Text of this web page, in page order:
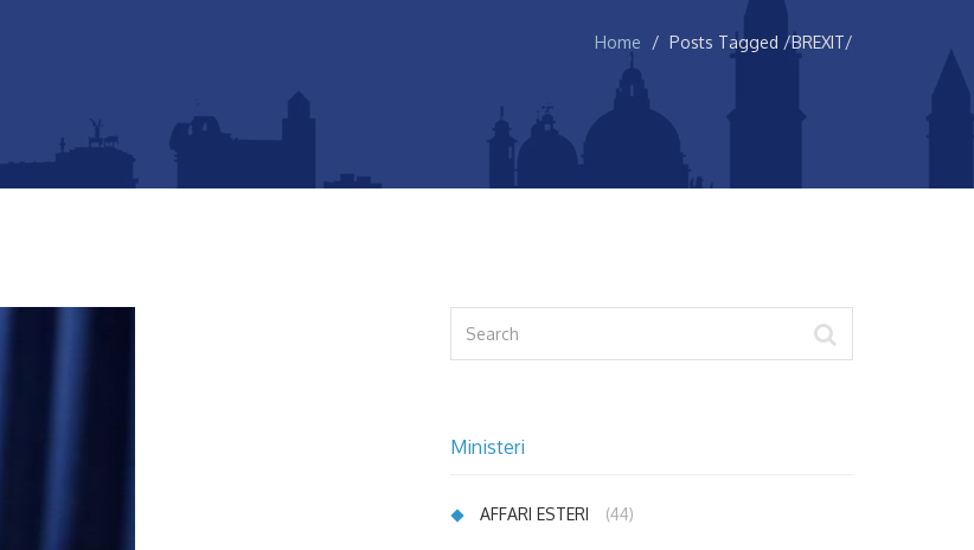
Home Posts Tagged /BREXIT/
Ministeri
AFFARI ESTERI (44)